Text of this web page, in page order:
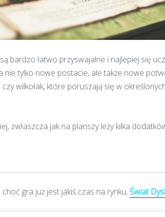
bardzo łatwo przyswajalne i najlepiej się
nie tylko nowe postacie, ale także nowe
wilkołak, które poruszają się w
zwłaszcza jak na planszy leży kilka
gra już jest jakiś czas na rynku,Świat